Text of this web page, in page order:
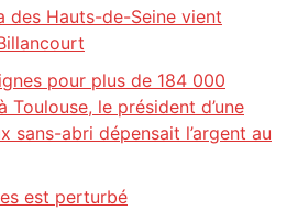
des Hauts-de-Seine vient
pour plus de 184 000
Toulouse, le président d’une
sans-abri dépensait l’argent au
est perturbé